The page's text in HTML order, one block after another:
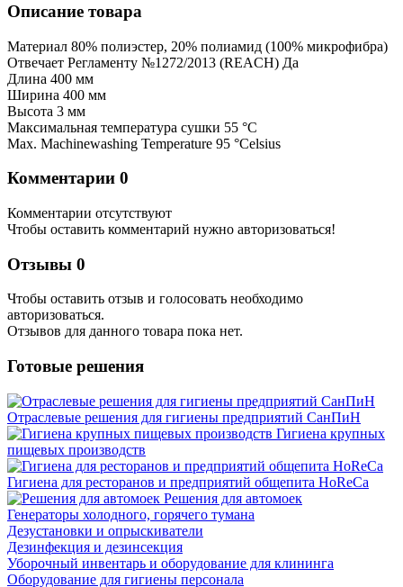
Описание товара
Материал 80% полиэстер, 20% полиамид (100% микрофибра)
Отвечает Регламенту №1272/2013 (REACH) Да
Длина 400 мм
Ширина 400 мм
Высота 3 мм
Максимальная температура сушки 55 °C
Max. Machinewashing Temperature 95 °Celsius
Комментарии 0
Комментарии отсутствуют
Чтобы оставить комментарий нужно авторизоваться!
Отзывы 0
Чтобы оcтавить отзыв и голосовать необходимо
авторизоваться.
Отзывов для данного товара пока нет.
Готовые решения
Отраслевые решения для гигиены предприятий СанПиН
Гигиена крупных
пищевых производств
Гигиена для ресторанов и предприятий общепита HoReCa
Решения для автомоек
Генераторы холодного, горячего тумана
Дезустановки и опрыскиватели
Дезинфекция и дезинсекция
Уборочный инвентарь и оборудование для клининга
Оборудование для гигиены персонала